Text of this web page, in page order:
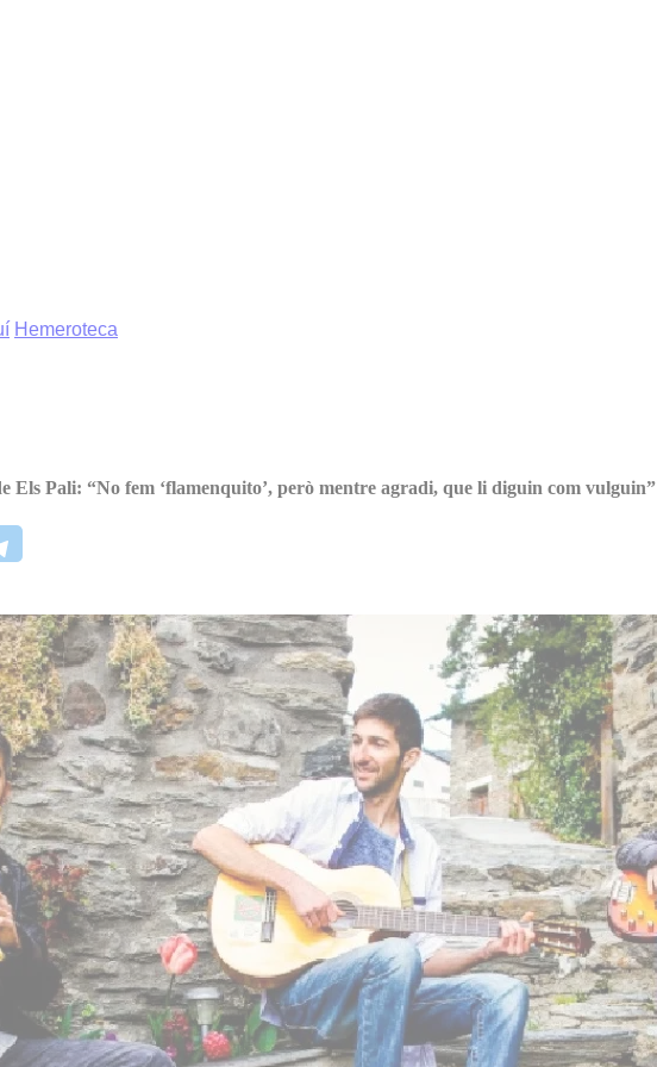
Hemeroteca
Els Pali: “No fem ‘flamenquito’, però mentre agradi, que li diguin com vulguin”